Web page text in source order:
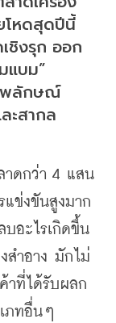
โหดสุดปีนี้
ชิงรุก ออก
แบม”
พลักษณ์
ะสากล
าดกว่า 4 แสน
ข่งขันสูงมาก
อะไรเกิดขึ้น
สำอาง มักไม่
าที่ได้รับผลก
ภทอื่นๆ